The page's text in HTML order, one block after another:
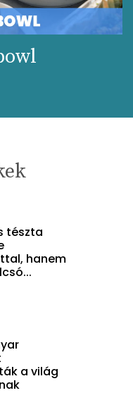
tészta
hanem
a világ